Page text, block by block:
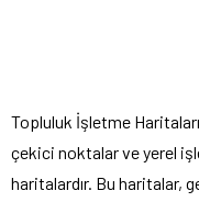
Topluluk İşletme
çekici noktalar ve yerel
haritalardır. Bu haritalar,